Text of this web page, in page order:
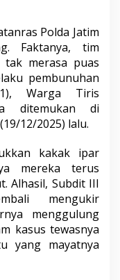
Polda Jatim
Faktanya, tim
merasa puas
pembunuhan
Warga Tiris
ditemukan di
12/2025) lalu.
kakak ipar
mereka terus
Alhasil, Subdit III
mengukir
menggulung
kasus tewasnya
yang mayatnya